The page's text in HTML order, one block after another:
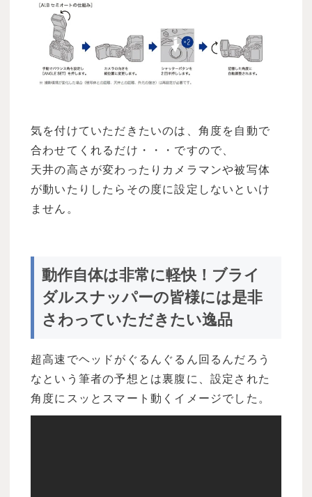
気を付けていただきたいのは、角度を自動で
合わせてくれるだけ・・・ですので、
天井の高さが変わったりカメラマンや被写体
が動いたりしたらその度に設定しないといけ
ません。
動作自体は非常に軽快！ブライ
ダルスナッパーの皆様には是非
さわっていただきたい逸品
超高速でヘッドがぐるんぐるん回るんだろう
なという筆者の予想とは裏腹に、設定された
角度にスッとスマート動くイメージでした。